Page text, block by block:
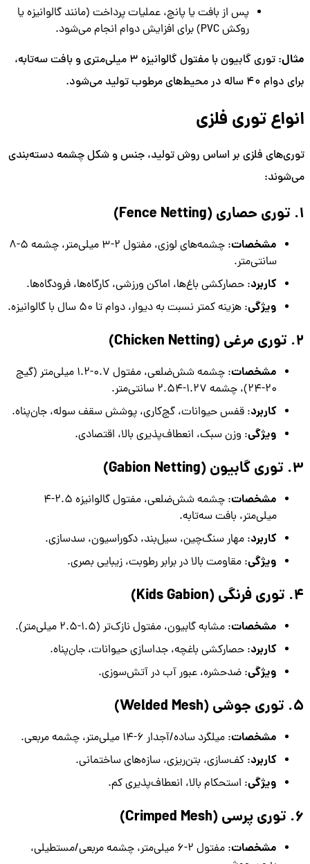
پس از بافت یا پانچ، عملیات پرداخت (مانند گالوانیزه یا
روکش PVC) برای افزایش دوام انجام می‌شود.
مثال
: توری گابیون با مفتول گالوانیزه 3 میلی‌متری و بافت سه‌تابه،
برای دوام 40 ساله در محیط‌های مرطوب تولید می‌شود.
انواع توری فلزی
توری‌های فلزی بر اساس روش تولید، جنس و شکل چشمه دسته‌بندی
می‌شوند:
1. توری حصاری (Fence Netting)
مشخصات
: چشمه‌های لوزی، مفتول 2-3 میلی‌متر، چشمه 5-8
سانتی‌متر.
کاربرد: حصارکشی باغ‌ها، اماکن ورزشی، کارگاه‌ها، فرودگاه‌ها.
ویژگی: هزینه کمتر نسبت به دیوار، دوام تا 50 سال با گالوانیزه.
2. توری مرغی (Chicken Netting)
مشخصات
: چشمه شش‌ضلعی، مفتول 0.7-1.2 میلی‌متر (گیج
20-24)، چشمه 1.27-2.54 سانتی‌متر.
کاربرد: قفس حیوانات، گچ‌کاری، پوشش سقف سوله، جان‌پناه.
ویژگی: وزن سبک، انعطاف‌پذیری بالا، اقتصادی.
3. توری گابیون (Gabion Netting)
مشخصات
: چشمه شش‌ضلعی، مفتول گالوانیزه 2.5-4
میلی‌متر، بافت سه‌تابه.
کاربرد: مهار سنگ‌چین، سیل‌بند، دکوراسیون، سدسازی.
ویژگی: مقاومت بالا در برابر رطوبت، زیبایی بصری.
4. توری فرنگی (Kids Gabion)
مشخصات: مشابه گابیون، مفتول نازک‌تر (1.5-2.5 میلی‌متر).
کاربرد: حصارکشی باغچه، جداسازی حیوانات، جان‌پناه.
ویژگی: ضدحشره، عبور آب در آتش‌سوزی.
5. توری جوشی (Welded Mesh)
مشخصات: میلگرد ساده/آجدار 6-14 میلی‌متر، چشمه مربعی.
کاربرد: کف‌سازی، بتن‌ریزی، سازه‌های ساختمانی.
ویژگی: استحکام بالا، انعطاف‌پذیری کم.
6. توری پرسی (Crimped Mesh)
مشخصات
: مفتول 2-6 میلی‌متر، چشمه مربعی/مستطیلی،